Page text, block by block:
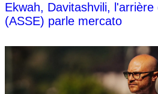
Ekwah, Davitashvili,
(ASSE) parle mercato